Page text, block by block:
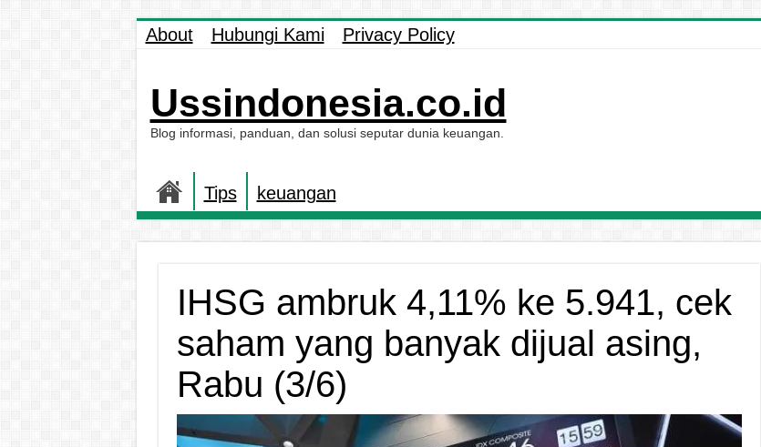
About Hubungi Kami Privacy Policy
Ussindonesia.co.id
Blog informasi, panduan, dan solusi seputar dunia keuangan.
Tips keuangan
IHSG ambruk 4,11% ke 5.941, cek
saham yang banyak dijual asing,
Rabu (3/6)